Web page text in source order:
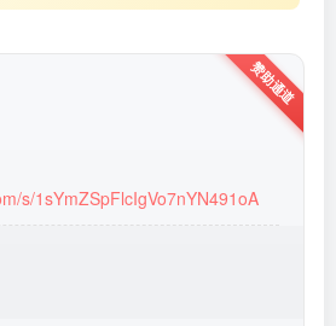
s/1sYmZSpFlcIgVo7nYN491oA